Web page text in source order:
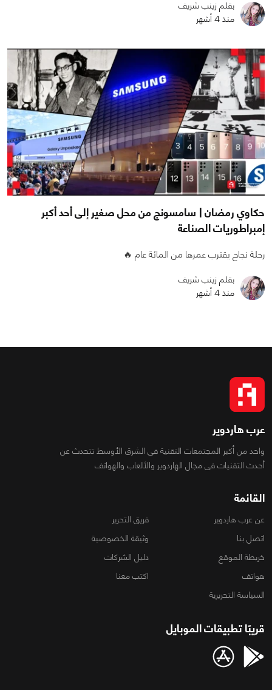
بقلم زينب شريف
منذ 4 أشهر
حكاوي رمضان | سامسونج من محل صغير إلى أحد أكبر
إمبراطوريات الصناعة
رحلة نجاح يقترب عمرها من المائة عام 🔥
بقلم زينب شريف
منذ 4 أشهر
عرب هاردوير
واحد من أكبر المجتمعات التقنية فى الشرق الأوسط تتحدث عن
أحدث التقنيات فى مجال الهاردوير والألعاب والهواتف
القائمة
عن عرب هاردوير
فريق التحرير
اتصل بنا
وثيقة الخصوصية
خريطة الموقع
دليل الشركات
هواتف
اكتب معنا
السياسة التحريرية
قريبًا تطبيقات الموبايل